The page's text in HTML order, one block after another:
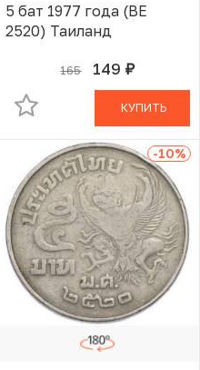
5 бат 1977 года (BE
2520) Таиланд
165 149 руб.
В КОРЗИНЕ
КУПИТЬ
-10%